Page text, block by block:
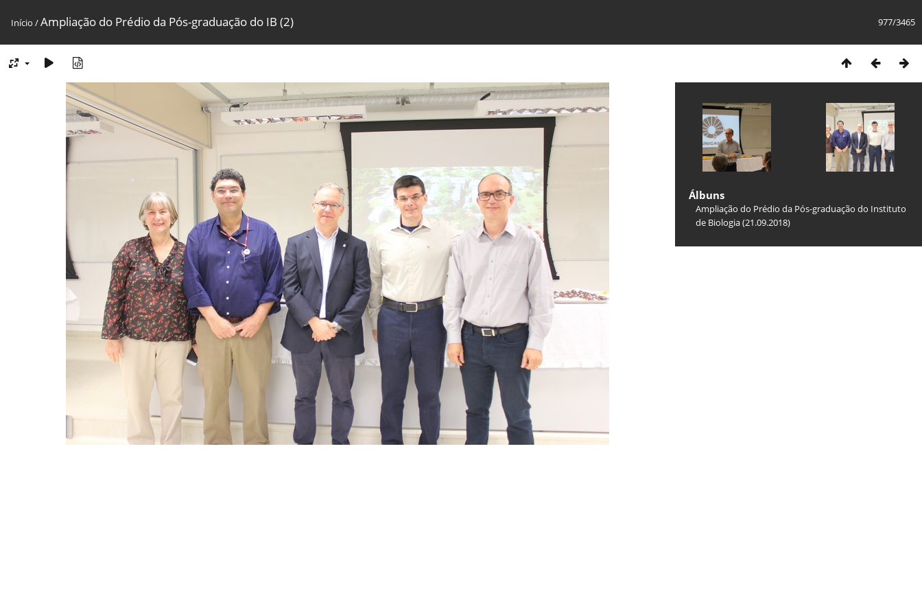
977/3465
Início /Ampliação do Prédio da Pós-graduação do IB (2)
Álbuns
Ampliação do Prédio da Pós-graduação do Instituto
de Biologia (21.09.2018)